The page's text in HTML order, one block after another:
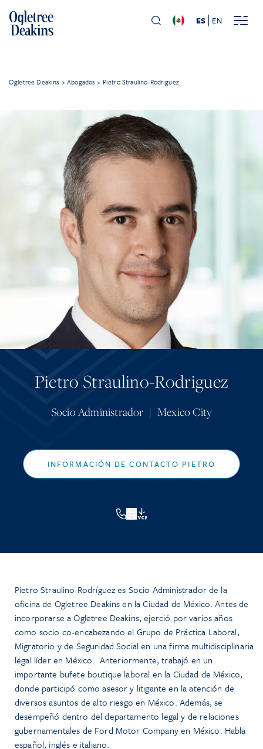
ES EN
Ogletree Deakins >Abogados > Pietro Straulino-Rodriguez
Pietro Straulino-Rodriguez
Socio Administrador | Mexico City
INFORMACIÓN DE CONTACTO PIETRO
VCF
Pietro Straulino Rodríguez es Socio Administrador de la
oficina de Ogletree Deakins en la Ciudad de México. Antes de
incorporarse a Ogletree Deakins, ejerció por varios años
como socio co-encabezando el Grupo de Práctica Laboral,
Migratorio y de Seguridad Social en una firma multidisciplinaria
legal líder en México. Anteriormente, trabajó en un
importante bufete boutique laboral en la Ciudad de México,
donde participó como asesor y litigante en la atención de
diversos asuntos de alto riesgo en México. Además, se
desempeñó dentro del departamento legal y de relaciones
gubernamentales de Ford Motor Company en México. Habla
español, inglés e italiano.